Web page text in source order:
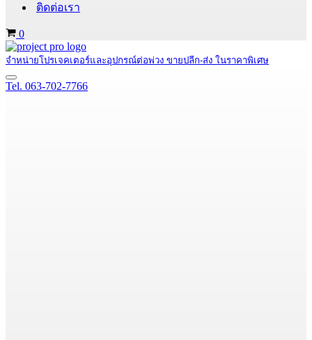
ติดต่อเรา
Cart
0
จำหน่ายโปรเจคเตอร์และอุปกรณ์ต่อพ่วง ขายปลีก-ส่ง ในราคาพิเศษ
Navigation
Menu
Tel. 063-702-7766